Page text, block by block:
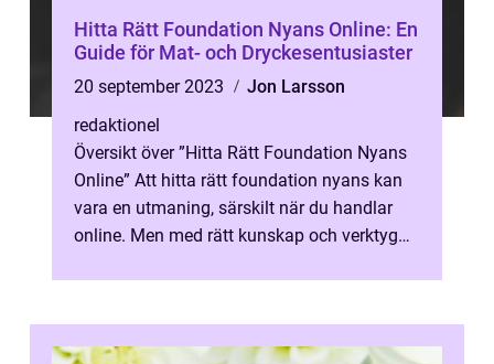
Hitta Rätt Foundation Nyans Online: En
Guide för Mat- och Dryckesentusiaster
20 september 2023
Jon Larsson
redaktionel
Översikt över ”Hitta Rätt Foundation Nyans
Online” Att hitta rätt foundation nyans kan
vara en utmaning, särskilt när du handlar
online. Men med rätt kunskap och verktyg